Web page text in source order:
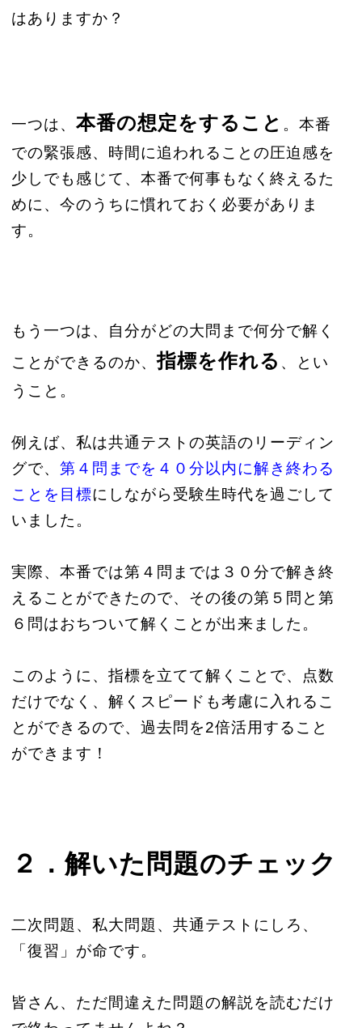
はありますか？
一つは、 本番の想定をすること 。本番
での緊張感、時間に追われることの圧迫感を
少しでも感じて、本番で何事もなく終えるた
めに、今のうちに慣れておく必要がありま
す。
もう一つは、自分がどの大問まで何分で解く
ことができるのか、指標を作れる 、とい
うこと。
例えば、私は共通テストの英語のリーディン
グで、 第４問までを４０分以内に解き終わる
ことを目標にしながら受験生時代を過ごして
いました。
実際、本番では第４問までは３０分で解き終
えることができたので、その後の第５問と第
６問はおちついて解くことが出来ました。
このように、指標を立てて解くことで、点数
だけでなく、解くスピードも考慮に入れるこ
とができるので、過去問を2倍活用すること
ができます！
２．解いた問題のチェック
二次問題、私大問題、共通テストにしろ、
「復習」が命です。
皆さん、ただ間違えた問題の解説を読むだけ